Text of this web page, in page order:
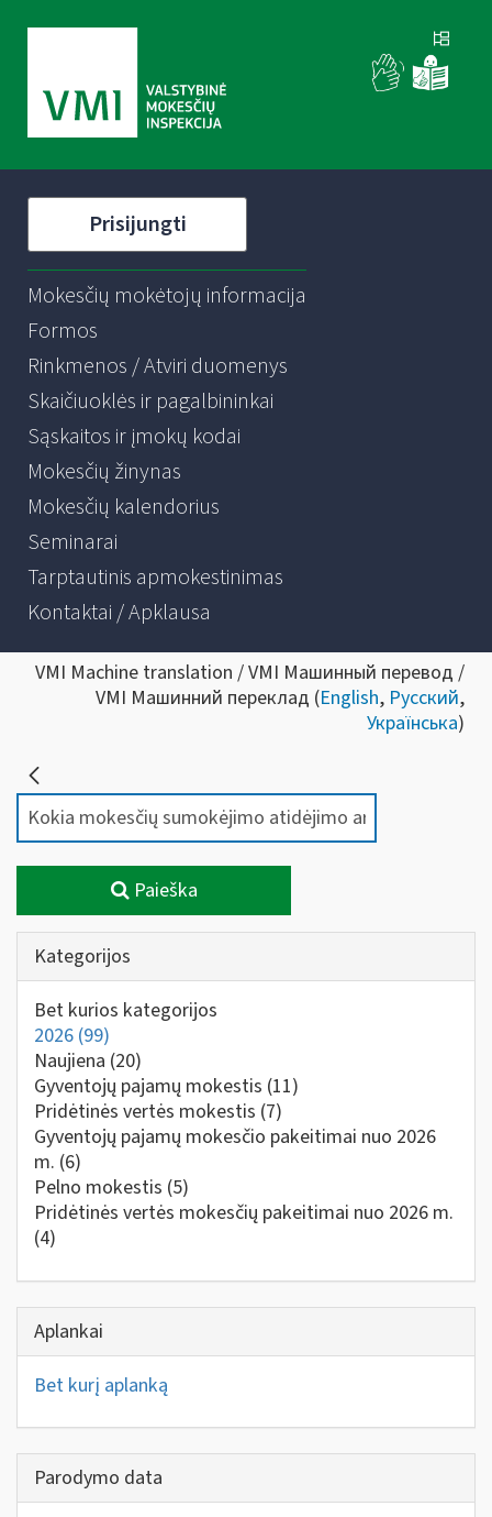
Prisijungti
Mokesčių mokėtojų informacija
Formos
Rinkmenos / Atviri duomenys
Skaičiuoklės ir pagalbininkai
Sąskaitos ir įmokų kodai
Mokesčių žinynas
Mokesčių kalendorius
Seminarai
Tarptautinis apmokestinimas
Kontaktai / Apklausa
VMI Machine translation / VMI Машинный перевод /
VMI Машинний переклад (English, Русский,
Українська)
Paieška
Kategorijos
Bet kurios kategorijos
2026 (99)
Naujiena (20)
Gyventojų pajamų mokestis (11)
Pridėtinės vertės mokestis (7)
Gyventojų pajamų mokesčio pakeitimai nuo 2026
m. (6)
Pelno mokestis (5)
Pridėtinės vertės mokesčių pakeitimai nuo 2026 m.
(4)
Aplankai
Bet kurį aplanką
Parodymo data